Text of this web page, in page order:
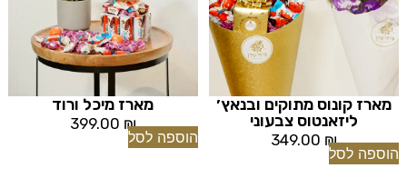
מארז קונוס מתוקים ובנאץ׳
ליזאנטוס צבעוני
349.00 ₪
הוספה לסל
מארז מיכל ורוד
399.00 ₪
הוספה לסל